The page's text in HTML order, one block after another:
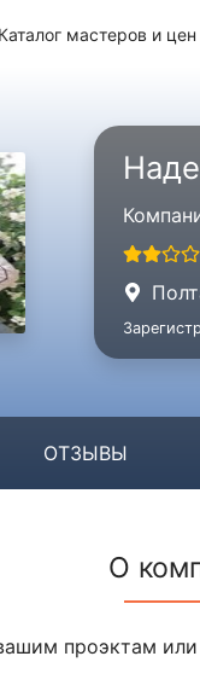
Каталог мастеров и цен
ОТЗЫВЫ
О
проэктам